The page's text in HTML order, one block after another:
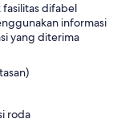
difabel
informasi
yang diterima
roda